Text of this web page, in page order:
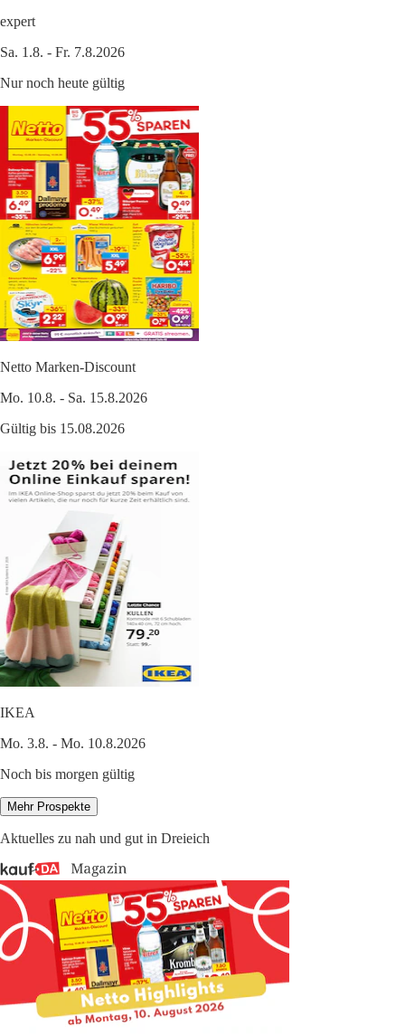
expert
Sa. 1.8. - Fr. 7.8.2026
Nur noch heute gültig
Netto Marken-Discount
Mo. 10.8. - Sa. 15.8.2026
Gültig bis 15.08.2026
IKEA
Mo. 3.8. - Mo. 10.8.2026
Noch bis morgen gültig
Mehr Prospekte
Aktuelles zu nah und gut in Dreieich